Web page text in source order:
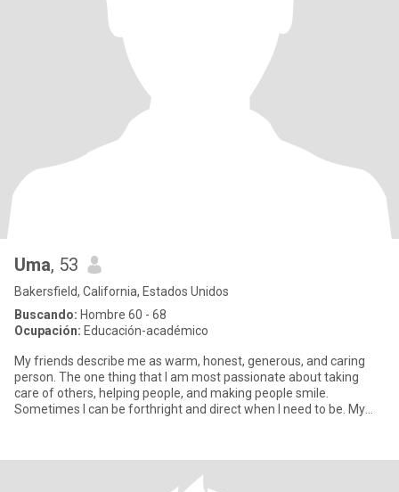
Uma, 53
Bakersfield, California, Estados Unidos
Buscando: Hombre 60 - 68
Ocupación: Educación-académico
My friends describe me as warm, honest, generous, and caring
person. The one thing that I am most passionate about taking
care of others, helping people, and making people smile.
Sometimes I can be forthright and direct when I need to be. My